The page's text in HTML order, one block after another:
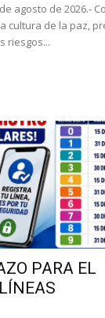
agosto de 2026.-
cultura de la paz,
riesgos...
PARA EL